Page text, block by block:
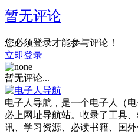
暂无评论
您必须登录才能参与评论！
立即登录
暂无评论...
电子人导航，是一个电子人（
必上网址导航站。收录了工具
讯、学习资源、必读书籍、国